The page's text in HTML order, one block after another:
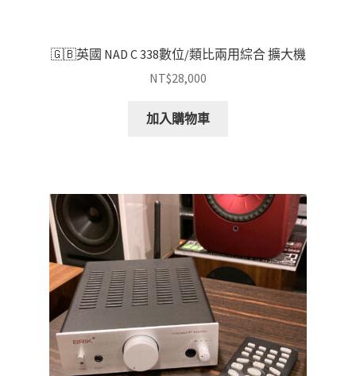
🇬🇧英國 NAD C 338數位/類比兩用綜合 擴大機
NT$28,000
加入購物車